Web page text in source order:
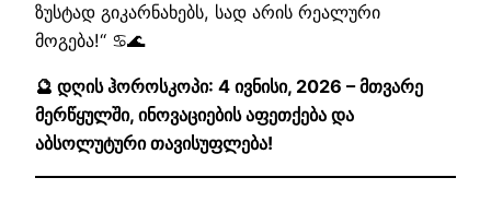
ზუსტად გიკარნახებს, სად არის რეალური
მოგება!“ ♋🌊
🔮 დღის ჰოროსკოპი: 4 ივნისი, 2026 – მთვარე
მერწყულში, ინოვაციების აფეთქება და
აბსოლუტური თავისუფლება!